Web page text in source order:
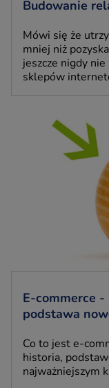
Budowanie
Mówi się że
mniej niż
jeszcze nigdy
sklepów
E-commerce
podstawa
Co to jest e-
historia,
najważniejszym